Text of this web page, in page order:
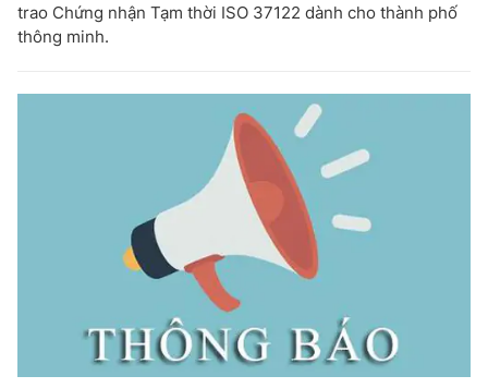
trao Chứng nhận Tạm thời ISO 37122 dành cho thành phố
thông minh.